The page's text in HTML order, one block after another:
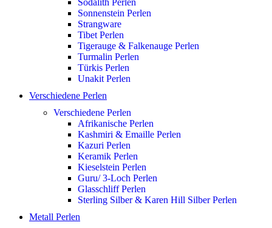
Sodalith Perlen
Sonnenstein Perlen
Strangware
Tibet Perlen
Tigerauge & Falkenauge Perlen
Turmalin Perlen
Türkis Perlen
Unakit Perlen
Verschiedene Perlen
Verschiedene Perlen
Afrikanische Perlen
Kashmiri & Emaille Perlen
Kazuri Perlen
Keramik Perlen
Kieselstein Perlen
Guru/ 3-Loch Perlen
Glasschliff Perlen
Sterling Silber & Karen Hill Silber Perlen
Metall Perlen